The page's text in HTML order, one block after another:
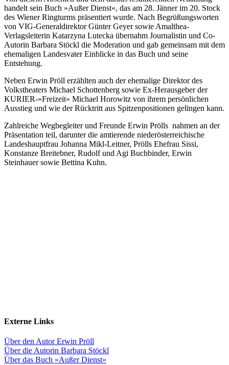
handelt sein Buch »Außer Dienst«, das am 28. Jänner im 20. Stock
des Wiener Ringturms präsentiert wurde. Nach Begrüßungsworten
von VIG-Generaldirektor Günter Geyer sowie Amalthea-
Verlagsleiterin Katarzyna Lutecka übernahm Journalistin und Co-
Autorin Barbara Stöckl die Moderation und gab gemeinsam mit dem
ehemaligen Landesvater Einblicke in das Buch und seine
Entstehung.
Neben Erwin Pröll erzählten auch der ehemalige Direktor des
Volkstheaters Michael Schottenberg sowie Ex-Herausgeber der
KURIER-»Freizeit« Michael Horowitz von ihrem persönlichen
Ausstieg und wie der Rücktritt aus Spitzenpositionen gelingen kann.
Zahlreiche Wegbegleiter und Freunde Erwin Prölls nahmen an der
Präsentation teil, darunter die amtierende niederösterreichische
Landeshauptfrau Johanna Mikl-Leitner, Prölls Ehefrau Sissi,
Konstanze Breitebner, Rudolf und Agi Buchbinder, Erwin
Steinhauer sowie Bettina Kuhn.
Externe Links
Über den Autor Erwin Pröll
Über die Autorin Barbara Stöckl
Über das Buch »Außer Dienst«